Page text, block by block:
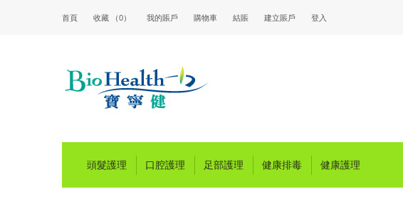
首頁 收藏 （0） 我的賬戶 購物車 結賬 建立賬戶 登入
頭髮護理 口腔護理 足部護理 健康排毒 健康護理